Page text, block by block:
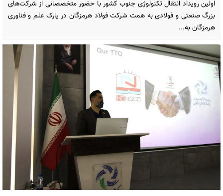
اولین رویداد انتقال تکنولوژی جنوب کشور با حضور متخصصانی از شرکت‌های
بزرگ صنعتی و فولادی به همت شرکت فولاد هرمزگان در پارک علم و فناوری
هرمزگان به...